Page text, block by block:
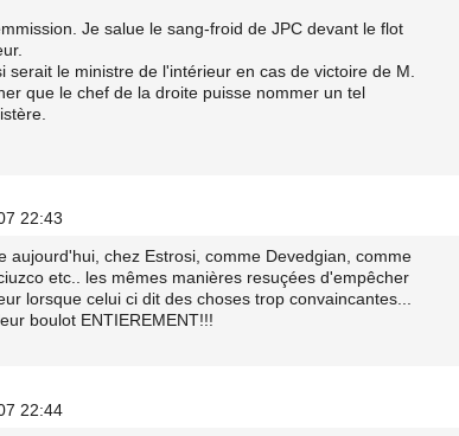
Je salue le sang-froid de JPC devant le flot
le ministre de l'intérieur en cas de victoire de M.
que le chef de la droite puisse nommer un tel
22:43
aujourd'hui, chez Estrosi, comme Devedgian, comme
etc.. les mêmes manières resuçées d'empêcher
lorsque celui ci dit des choses trop convaincantes...
boulot ENTIEREMENT!!!
22:44